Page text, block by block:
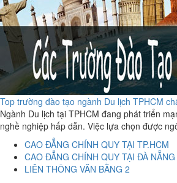
Top trường đào tạo ngành Du lịch TPHCM
Ngành Du lịch tại TPHCM đang phát triển
nghề nghiệp hấp dẫn. Việc lựa chọn được
CAO ĐẲNG CHÍNH QUY TẠI TP.HCM
CAO ĐẲNG CHÍNH QUY TẠI ĐÀ NẴNG
LIÊN THÔNG VĂN BẰNG 2